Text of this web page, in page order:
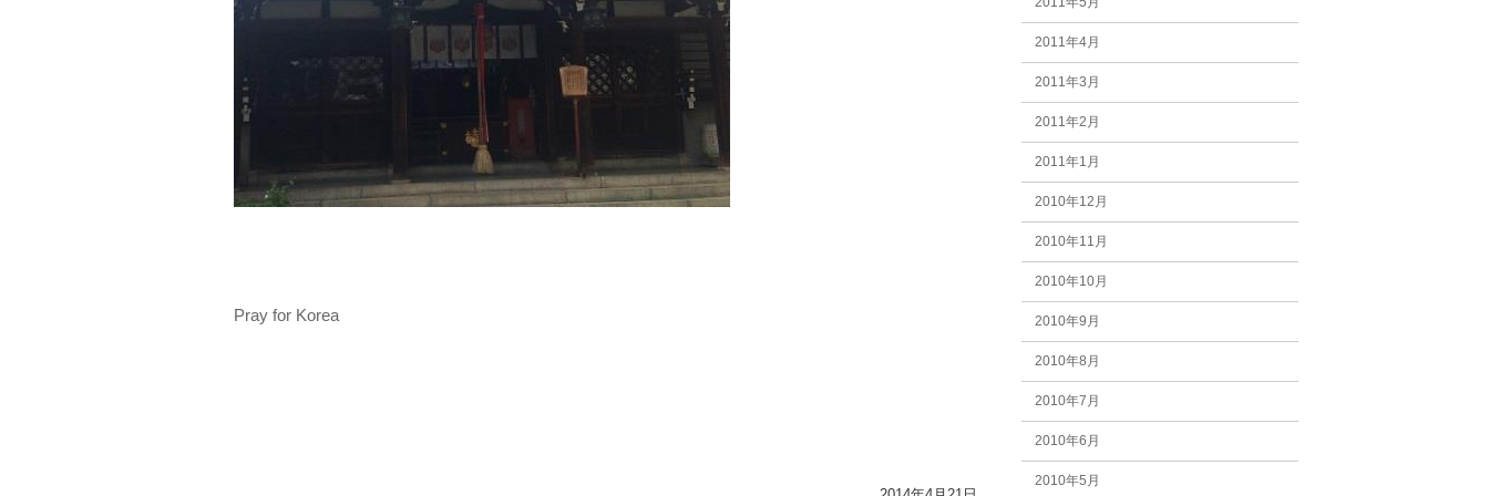
Pray for Korea
2011年4月
2011年3月
2011年2月
2011年1月
2010年12月
2010年11月
2010年10月
2010年9月
2010年8月
2010年7月
2010年6月
2010年5月